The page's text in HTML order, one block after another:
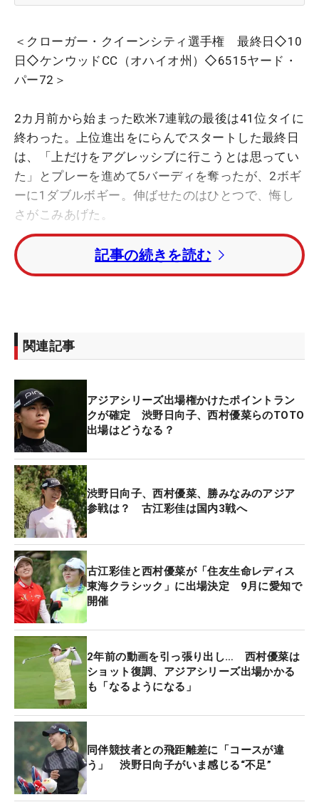
＜クローガー・クイーンシティ選手権 最終日◇10
日◇ケンウッドCC（オハイオ州）◇6515ヤード・
パー72＞
2カ月前から始まった欧米7連戦の最後は41位タイに
終わった。上位進出をにらんでスタートした最終日
は、「上だけをアグレッシブに行こうとは思ってい
た」とプレーを進めて5バーディを奪ったが、2ボギ
ーに1ダブルボギー。伸ばせたのはひとつで、悔し
さがこみあげた。
序盤の2番でバーディが先行したが4番パー5でもっ
たいないダブルボギー。6番以降はボギーとバーデ
はちょっともったいなかったのがあって、ただ、後
半戻せたのはよかった」とカムバックは評価した。
前週、前々週と予選落ちを喫して険しい表情のラウ
ンドが多かったが、今週は途中でスイング改善の糸
口をつかみ、感触は上向き。「いい感覚も久々につ
かめた感じはあったので、もちろん悔しさもありま
すけど、充実した1週間だったと思います」。結果
が出ないなかでも踏ん張って戦ってきた収穫を持っ
て、一度帰国する。
7月の「アムンディ エビアン選手権」から欧州4連
戦、そして北米西海岸、中部と渡り歩き、来週は日
本ツアーの「住友生命Vitalityレディス 東海クラシッ
ク」に出場。そして1週間の休みを挟んで再び米本
土に戻り、2試合を戦う。「もちろん体力的にきつ
いですけど（笑）」と、この7戦の総移動距離は3万
5000キロ以上。北半球を駆け巡ってきたこの2カ
月。「いろんなことを考えて進んできた7週間。こ
れを無駄にしないように」と、ここからもひたすら
走り続ける。
出場人数が絞られる10月以降のアジアシリーズは、
上位ランキング選手の出欠次第。「出られたらラッ
キー」と、今大会を終えてポイントランキングは80
記事の続きを読む
関連記事
アジアシリーズ出場権かけたポイントラン
クが確定 渋野日向子、西村優菜らのTOTO
出場はどうなる？
渋野日向子、西村優菜、勝みなみのアジア
参戦は？ 古江彩佳は国内3戦へ
古江彩佳と西村優菜が「住友生命レディス
東海クラシック」に出場決定 9月に愛知で
開催
2年前の動画を引っ張り出し… 西村優菜は
ショット復調、アジアシリーズ出場かかる
も「なるようになる」
同伴競技者との飛距離差に「コースが違
う」 渋野日向子がいま感じる“不足”